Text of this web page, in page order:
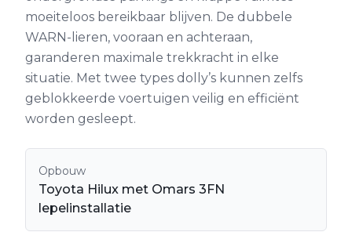
moeiteloos bereikbaar blijven. De dubbele
WARN-lieren, vooraan en achteraan,
garanderen maximale trekkracht in elke
situatie. Met twee types dolly’s kunnen zelfs
geblokkeerde voertuigen veilig en efficiënt
worden gesleept.
Opbouw
Toyota Hilux met Omars 3FN
lepelinstallatie